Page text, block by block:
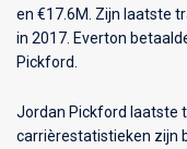
en €17.6M. Zijn laatste
in 2017. Everton
Pickford.
Jordan Pickford laatste
carrièrestatistieken zijn